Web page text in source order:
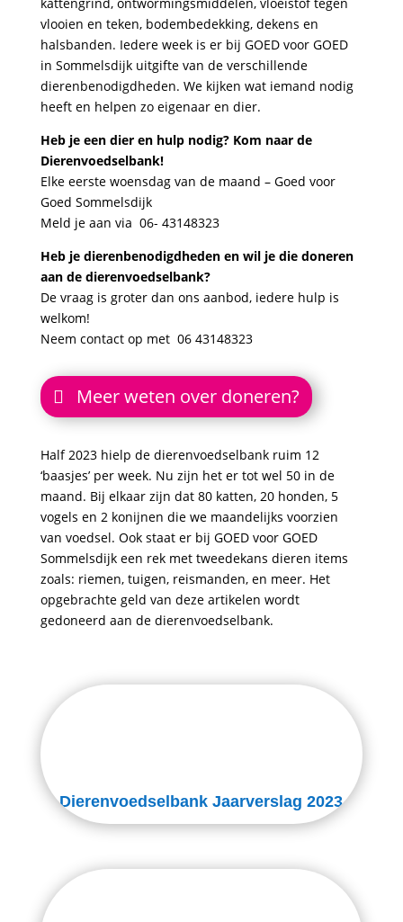
vlooien en teken, bodembedekking, dekens en
halsbanden. Iedere week is er bij GOED voor GOED
in Sommelsdijk uitgifte van de verschillende
dierenbenodigdheden. We kijken wat iemand nodig
heeft en helpen zo eigenaar en dier.
Heb je een dier en hulp nodig? Kom naar de
Dierenvoedselbank!
Elke eerste woensdag van de maand – Goed voor
Goed Sommelsdijk
Meld je aan via 06- 43148323
Heb je dierenbenodigdheden en wil je die doneren
aan de dierenvoedselbank?
De vraag is groter dan ons aanbod, iedere hulp is
welkom!
Neem contact op met 06 43148323
Meer weten over doneren?
Half 2023 hielp de dierenvoedselbank ruim 12
‘baasjes’ per week. Nu zijn het er tot wel 50 in de
maand. Bij elkaar zijn dat 80 katten, 20 honden, 5
vogels en 2 konijnen die we maandelijks voorzien
van voedsel. Ook staat er bij GOED voor GOED
Sommelsdijk een rek met tweedekans dieren items
zoals: riemen, tuigen, reismanden, en meer. Het
opgebrachte geld van deze artikelen wordt
gedoneerd aan de dierenvoedselbank.
Dierenvoedselbank Jaarverslag 2023